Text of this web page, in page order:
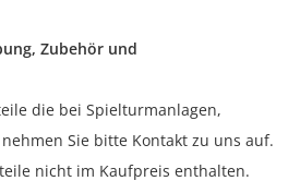
Zubehör und
die bei Spielturmanlagen,
Sie bitte Kontakt zu uns auf.
nicht im Kaufpreis enthalten.